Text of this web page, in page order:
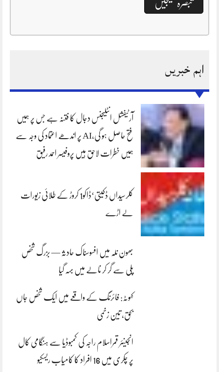
اہم خبریں
آرٹیفشل انٹلیجنس دجال کا فتنہ ہے جس پر ہمیں
فتح حاصل ہو گی،AI پر اندھے اعتماد کی وجہ سے
ہمیں خطرات لاحق ہیں پروفیسر احمد رفیق
کلرسیداں ڈکیتی‘ڈاکو1 کروڑ کے طلائی زیورات
لے اڑے
بھون نلہ میں افسوسناک حادثہ — بزرگ شخص
پلی سے گر کر نالے میں بہہ گیا
کہوٹہ: فائرنگ کے واقعے میں ایک شخص جاں
بحق، تین زخمی
انجینئر قمراسلام راجہ کی کمبوڈیا سے ہنگامی کال
پر چکری میں 16 افراد کا کامیاب ریسکیو